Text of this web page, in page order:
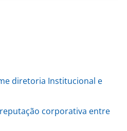
diretoria Institucional e
corporativa entre